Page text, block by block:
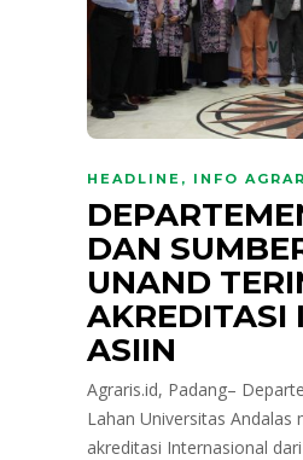
HEADLINE , INFO
DAN
UNAND
AKREDITASI
ASIIN
Agraris.id, Padang–
Lahan Universitas Andalas
akreditasi Internasional